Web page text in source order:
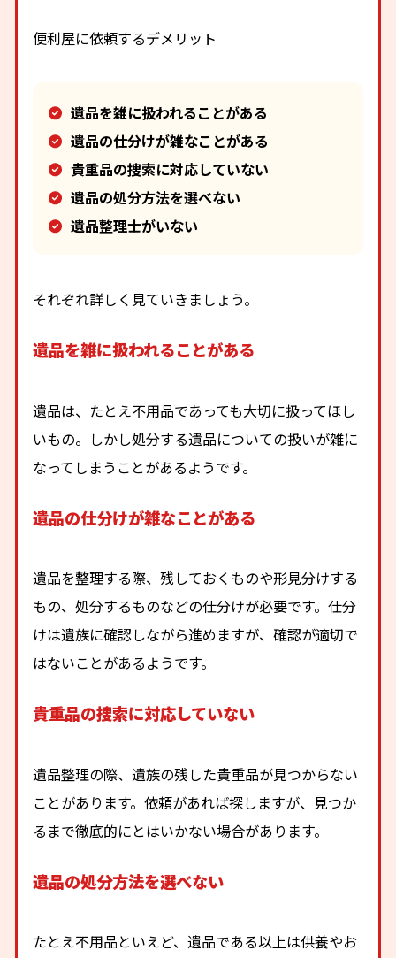
便利屋に依頼するデメリット
遺品を雑に扱われることがある
遺品の仕分けが雑なことがある
貴重品の捜索に対応していない
遺品の処分方法を選べない
遺品整理士がいない
それぞれ詳しく見ていきましょう。
遺品を雑に扱われることがある
遺品は、たとえ不用品であっても大切に扱ってほし
いもの。しかし処分する遺品についての扱いが雑に
なってしまうことがあるようです。
遺品の仕分けが雑なことがある
遺品を整理する際、残しておくものや形見分けする
もの、処分するものなどの仕分けが必要です。仕分
けは遺族に確認しながら進めますが、確認が適切で
はないことがあるようです。
貴重品の捜索に対応していない
遺品整理の際、遺族の残した貴重品が見つからない
ことがあります。依頼があれば探しますが、見つか
るまで徹底的にとはいかない場合があります。
遺品の処分方法を選べない
たとえ不用品といえど、遺品である以上は供養やお